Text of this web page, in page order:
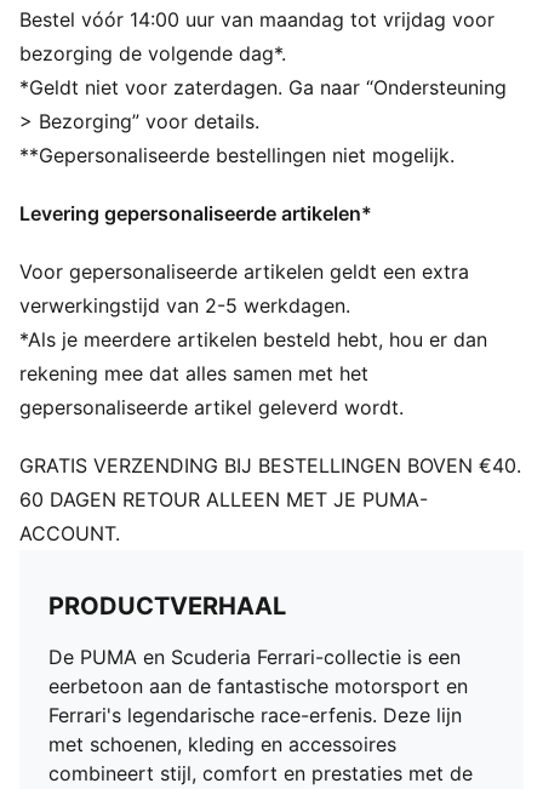
CLOUDSPUN-materialen combineren een
prestatiegericht ontwerp met viervoudige stretch voor
meer bewegingsvrijheid en comfort
Gemaakt met minstens 90% gerecyclede materialen.
DETAILS
Pasvorm: Normaal
Hals: Kraag
Sluiting: Knoopsluiting
Lengte: Normaal
Bestel vóór 14:00 uur van maandag tot vrijdag voor
bezorging de volgende dag*.
*Geldt niet voor zaterdagen. Ga naar “Ondersteuning
> Bezorging” voor details.
**Gepersonaliseerde bestellingen niet mogelijk.
Levering gepersonaliseerde artikelen*
Voor gepersonaliseerde artikelen geldt een extra
verwerkingstijd van 2-5 werkdagen.
*Als je meerdere artikelen besteld hebt, hou er dan
rekening mee dat alles samen met het
gepersonaliseerde artikel geleverd wordt.
GRATIS VERZENDING BIJ BESTELLINGEN BOVEN €40.
60 DAGEN RETOUR ALLEEN MET JE PUMA-
ACCOUNT.
PRODUCTVERHAAL
De PUMA en Scuderia Ferrari-collectie is een
eerbetoon aan de fantastische motorsport en
Ferrari's legendarische race-erfenis. Deze lijn
met schoenen, kleding en accessoires
combineert stijl, comfort en prestaties met de